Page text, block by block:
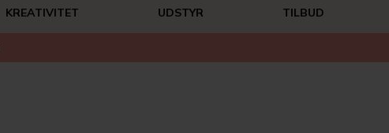
KREATIVITET UDSTYR TILBUD